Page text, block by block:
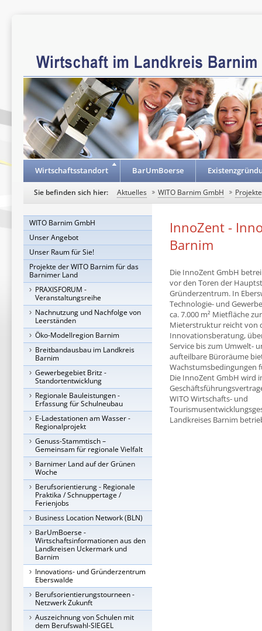
Wirtschaftsstandort BarUmBoerse
Sie befinden sich hier: Aktuelles WITO Barnim GmbH
WITO Barnim GmbH
Unser Angebot
Unser Raum für Sie!
Projekte der WITO Barnim für das
Barnimer Land
PRAXISFORUM -
Veranstaltungsreihe
Nachnutzung und Nachfolge von
Leerständen
Öko-Modellregion Barnim
Breitbandausbau im Landkreis
Barnim
Gewerbegebiet Britz -
Standortentwicklung
Regionale Bauleistungen -
Erfassung für Schulneubau
E-Ladestationen am Wasser -
Regionalprojekt
Genuss-Stammtisch –
Gemeinsam für regionale Vielfalt
Barnimer Land auf der Grünen
Woche
Berufsorientierung - Regionale
Praktika / Schnuppertage /
Ferienjobs
Business Location Network (BLN)
BarUmBoerse -
Wirtschaftsinformationen aus den
Landkreisen Uckermark und
Barnim
Innovations- und Gründerzentrum
Eberswalde
Berufsorientierungstourneen -
Netzwerk Zukunft
Auszeichnung von Schulen mit
dem Berufswahl-SIEGEL
InnoZent -
Barnim
Die InnoZent GmbH
vor den Toren der
Gründerzentrum. In
Technologie- und
ca. 7.000 m² Mietfläche
Mieterstruktur reicht von
Innovationsberatung,
Service bis zum Umwelt-
aufteilbare Büroräume
Wachstumsbedingungen
Die InnoZent GmbH wird
WITO Wirtschafts- und
Landkreises Barnim